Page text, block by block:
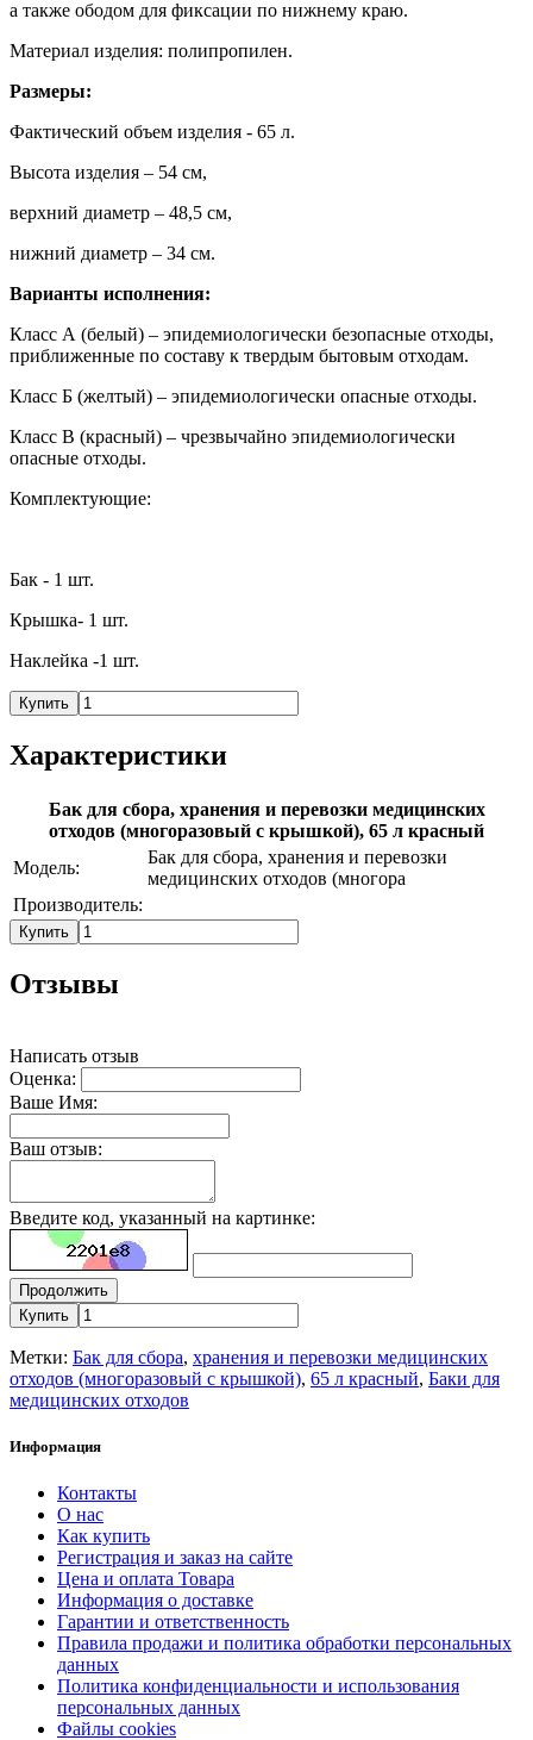
а также ободом для фиксации по нижнему краю.
Материал изделия: полипропилен.
Размеры:
Фактический объем изделия - 65 л.
Высота изделия – 54 см,
верхний диаметр – 48,5 см,
нижний диаметр – 34 см.
Варианты исполнения:
Класс А (белый) – эпидемиологически безопасные отходы,
приближенные по составу к твердым бытовым отходам.
Класс Б (желтый) – эпидемиологически опасные отходы.
Класс В (красный) – чрезвычайно эпидемиологически
опасные отходы.
Комплектующие:
Бак - 1 шт.
Крышка- 1 шт.
Наклейка -1 шт.
Купить
Характеристики
Бак для сбора, хранения и перевозки медицинских
отходов (многоразовый с крышкой), 65 л красный
Модель:
Бак для сбора, хранения и перевозки
медицинских отходов (многора
Производитель:
Купить
Отзывы
Написать отзыв
Оценка:
Ваше Имя:
Ваш отзыв:
Введите код, указанный на картинке:
Продолжить
Купить
Метки: Бак для сбора, хранения и перевозки медицинских
отходов (многоразовый с крышкой), 65 л красный, Баки для
медицинских отходов
Информация
Контакты
О нас
Как купить
Регистрация и заказ на сайте
Цена и оплата Товара
Информация о доставке
Гарантии и ответственность
Правила продажи и политика обработки персональных
данных
Политика конфиденциальности и использования
персональных данных
Файлы cookies